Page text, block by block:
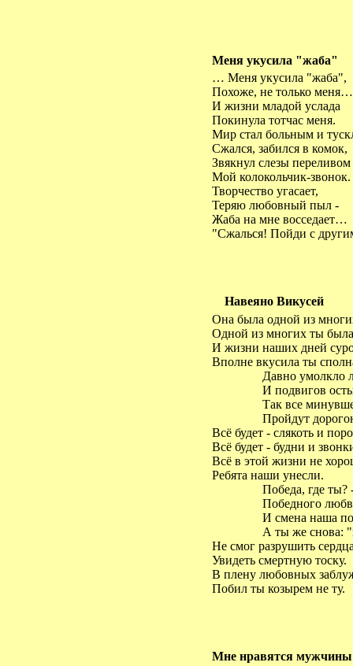
Меня укусила "жаба"
… Меня укусила "жаба",
Похоже, не только меня…
И жизни младой услада
Покинула тотчас меня.
Мир стал больным и
Сжался, забился в комок,
Звякнул слезы переливом
Мой колокольчик-звонок.
Творчество угасает,
Теряю любовный пыл -
Жаба на мне восседает…
"Сжалься! Пойди с
Навеяно Викусей
Она была одной из
Одной из многих ты
И жизни наших дней
Вполне вкусила ты
Давно умолкло
И подвигов
Так все
Пройдут
Всё будет - слякоть и
Всё будет - будни и
Всё в этой жизни не
Ребята наши унесли.
Победа, где ты?
Победного
И смена наша
А ты же снова:
Не смог разрушить
Увидеть смертную тоску.
В плену любовных
Побил ты козырем не ту.
Мне нравятся